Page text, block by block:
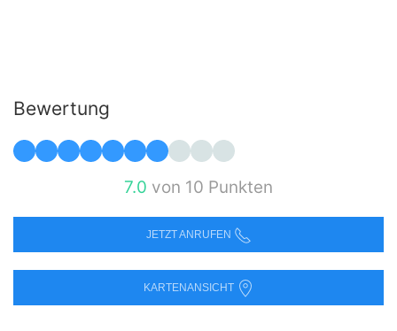
Bewertung
7.0 von 10 Punkten
JETZT ANRUFEN
KARTENANSICHT